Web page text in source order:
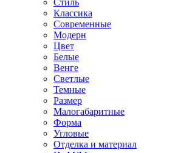
Стиль
Классика
Современные
Модерн
Цвет
Белые
Венге
Светлые
Темные
Размер
Малогабаритные
Форма
Угловые
Отделка и материал